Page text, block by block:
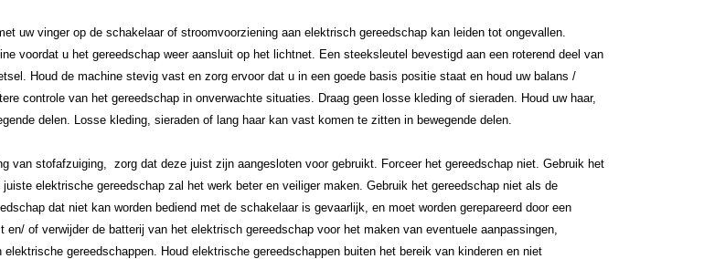
uw vinger op de schakelaar of stroomvoorziening aan elektrisch gereedschap kan leiden tot ongevallen.
voordat u het gereedschap weer aansluit op het lichtnet. Een steeksleutel bevestigd aan een roterend deel van
Houd de machine stevig vast en zorg ervoor dat u in een goede basis positie staat en houd uw balans /
controle van het gereedschap in onverwachte situaties. Draag geen losse kleding of sieraden. Houd uw haar,
delen. Losse kleding, sieraden of lang haar kan vast komen te zitten in bewegende delen.
van stofafzuiging, zorg dat deze juist zijn aangesloten voor gebruikt. Forceer het gereedschap niet. Gebruik het
elektrische gereedschap zal het werk beter en veiliger maken. Gebruik het gereedschap niet als de
dat niet kan worden bediend met de schakelaar is gevaarlijk, en moet worden gerepareerd door een
of verwijder de batterij van het elektrisch gereedschap voor het maken van eventuele aanpassingen,
gereedschappen. Houd elektrische gereedschappen buiten het bereik van kinderen en niet